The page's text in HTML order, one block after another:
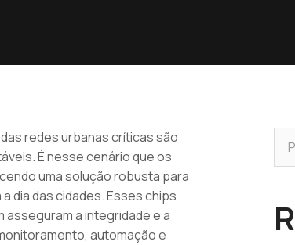
redes urbanas críticas são
É nesse cenário que os
uma solução robusta para
dia das cidades. Esses chips
asseguram a integridade e a
automação e